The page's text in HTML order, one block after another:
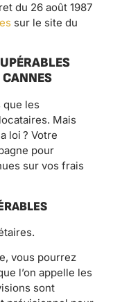
du 26 août 1987
sur le site du
CANNES
que les
Mais
loi ? Votre
pour
sur vos frais
vous pourrez
l’on appelle les
sont